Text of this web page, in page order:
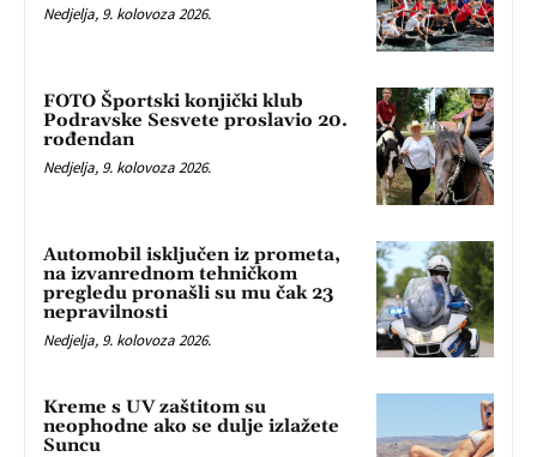
Nedjelja, 9. kolovoza 2026.
FOTO Športski konjički klub
Podravske Sesvete proslavio 20.
rođendan
Nedjelja, 9. kolovoza 2026.
Automobil isključen iz prometa,
na izvanrednom tehničkom
pregledu pronašli su mu čak 23
nepravilnosti
Nedjelja, 9. kolovoza 2026.
Kreme s UV zaštitom su
neophodne ako se dulje izlažete
Suncu